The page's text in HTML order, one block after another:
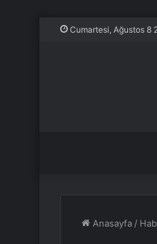
Cumartesi, Ağustos 8
Anasayfa /